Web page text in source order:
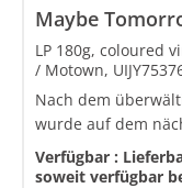
Maybe
LP 180g, coloured
/ Motown,
Nach dem
wurde auf dem
Verfügbar :
soweit verfügbar